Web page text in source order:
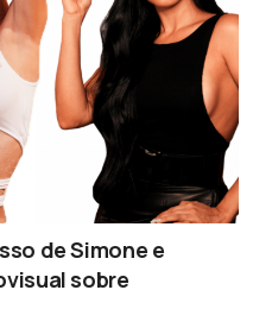
de Simone e
sobre